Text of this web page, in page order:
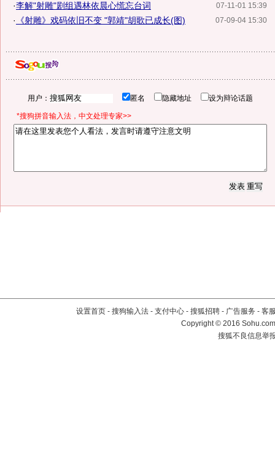
07-11-01 15:39
·李解"射雕"剧组遇林依晨心慌忘台词
07-09-04 15:30
· 《射雕》戏码依旧不变 "郭靖"胡歌已成长(图)
用户： 匿名 隐藏地址 设为辩论话题
*搜狗拼音输入法，中文处理专家>>
设置首页 - 搜狗输入法 - 支付中心 - 搜狐招聘 - 广告服务 - 客
Copyright©2016
搜狐不良信息举